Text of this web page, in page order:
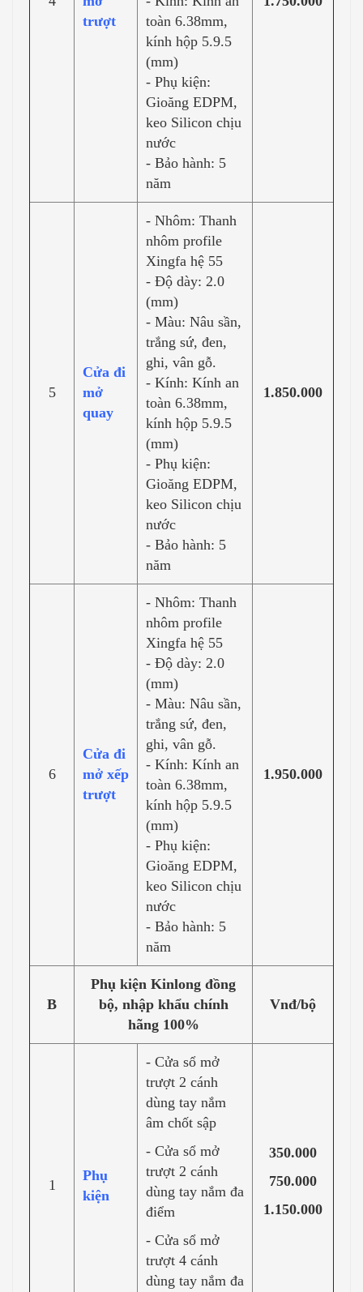
trượt
toàn 6.38mm,
kính hộp 5.9.5
(mm)
- Phụ kiện:
Gioăng EDPM,
keo Silicon chịu
nước
- Bảo hành: 5
năm
5
Cửa đi
mở
quay
- Nhôm: Thanh
nhôm profile
Xingfa hệ 55
- Độ dày: 2.0
(mm)
- Màu: Nâu sần,
trắng sứ, đen,
ghi, vân gỗ.
- Kính: Kính an
toàn 6.38mm,
kính hộp 5.9.5
(mm)
- Phụ kiện:
Gioăng EDPM,
keo Silicon chịu
nước
- Bảo hành: 5
năm
1.850.000
6
Cửa đi
mở xếp
trượt
- Nhôm: Thanh
nhôm profile
Xingfa hệ 55
- Độ dày: 2.0
(mm)
- Màu: Nâu sần,
trắng sứ, đen,
ghi, vân gỗ.
- Kính: Kính an
toàn 6.38mm,
kính hộp 5.9.5
(mm)
- Phụ kiện:
Gioăng EDPM,
keo Silicon chịu
nước
- Bảo hành: 5
năm
1.950.000
B
Phụ kiện Kinlong đồng
bộ, nhập khẩu chính
hãng 100%
Vnđ/bộ
1
Phụ
kiện
- Cửa sổ mở
trượt 2 cánh
dùng tay nắm
âm chốt sập
- Cửa sổ mở
trượt 2 cánh
dùng tay nắm đa
điểm
- Cửa sổ mở
trượt 4 cánh
dùng tay nắm đa
350.000
750.000
1.150.000